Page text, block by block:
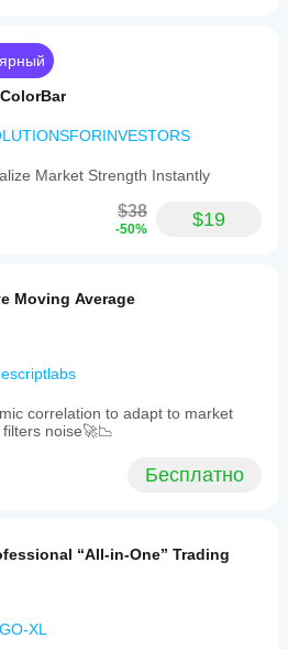
Market Strength Instantly
$38
-50% $19
Moving Average
correlation to adapt to market
noise🚀📉
Бесплатно
“All-in-One” Trading
XL